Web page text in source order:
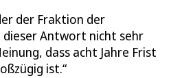
der Fraktion der
Antwort nicht sehr
dass acht Jahre Frist
ist.“